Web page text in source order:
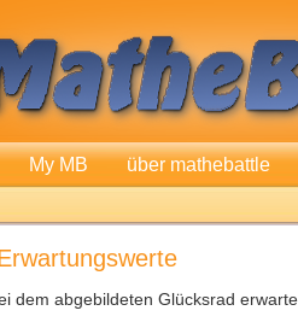
My MB über mathebattle
dem abgebildeten Glücksrad